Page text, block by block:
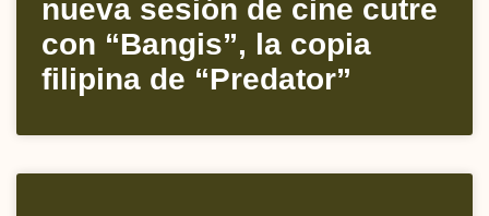
nueva sesión de cine cutre
con “Bangis”, la copia
filipina de “Predator”